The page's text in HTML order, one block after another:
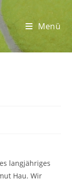
Menü
langjähriges
Hau. Wir